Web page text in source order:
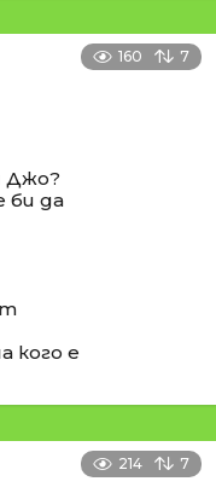
160 7
Джо?
би да
кого е
214 7